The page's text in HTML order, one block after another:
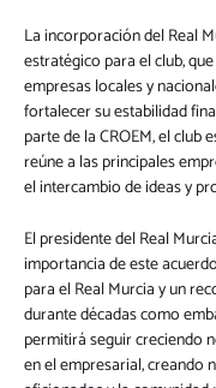
La incorporación del Real
estratégico para el club,
empresas locales y
fortalecer su estabilidad
parte de la CROEM, el
reúne a las principales
el intercambio de ideas y
El presidente del Real
importancia de este
para el Real Murcia y un
durante décadas como
permitirá seguir creciendo
en el empresarial, creando